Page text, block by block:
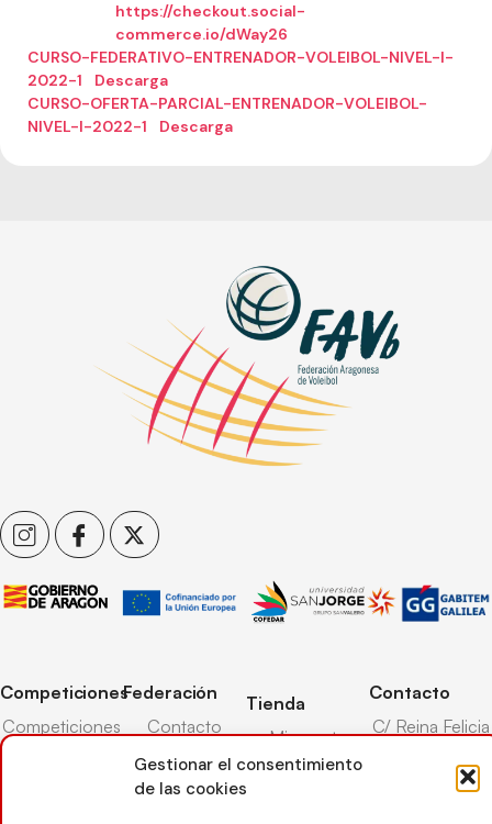
Gestionar el consentimiento
de las cookies
https://checkout.social-
commerce.io/dWay26
CURSO-FEDERATIVO-ENTRENADOR-VOLEIBOL-NIVEL-I-
2022-1
Descarga
CURSO-OFERTA-PARCIAL-ENTRENADOR-VOLEIBOL-
NIVEL-I-2022-1
Descarga
Competiciones
Competiciones
Federación
Contacto
Transparencia
Árbitros
Tienda
Mi cuenta
Carrito
Contacto
C/ Reina Felicia
50003,
Zaragoza